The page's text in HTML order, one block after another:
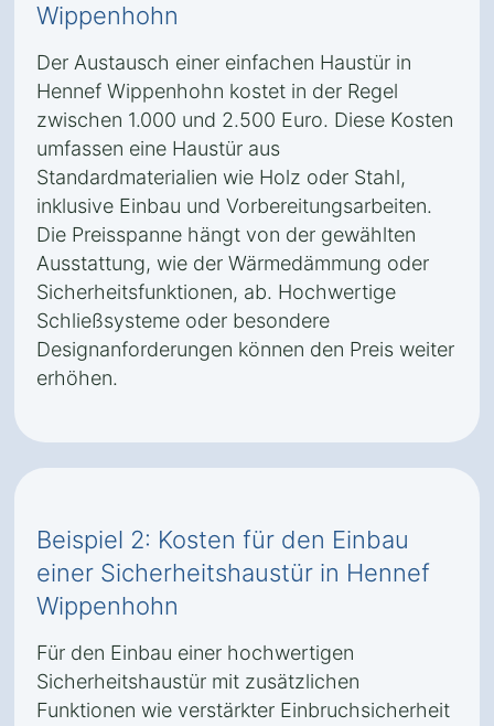
Wippenhohn
Der Austausch einer einfachen Haustür in
Hennef Wippenhohn kostet in der Regel
zwischen 1.000 und 2.500 Euro. Diese Kosten
umfassen eine Haustür aus
Standardmaterialien wie Holz oder Stahl,
inklusive Einbau und Vorbereitungsarbeiten.
Die Preisspanne hängt von der gewählten
Ausstattung, wie der Wärmedämmung oder
Sicherheitsfunktionen, ab. Hochwertige
Schließsysteme oder besondere
Designanforderungen können den Preis weiter
erhöhen.
Beispiel 2: Kosten für den Einbau
einer Sicherheitshaustür in Hennef
Wippenhohn
Für den Einbau einer hochwertigen
Sicherheitshaustür mit zusätzlichen
Funktionen wie verstärkter Einbruchsicherheit